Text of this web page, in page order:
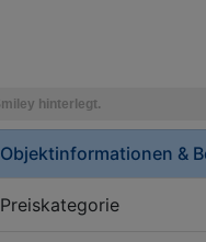
Objektinformationen &
Preiskategorie